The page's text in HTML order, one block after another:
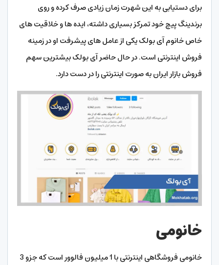
برای دستیابی به این شهرت زمان زیادی صرف کرده و روی
برندینگ پیچ خود تمرکز بسیاری داشته، ایده ها و خلاقیت های
خاص خانوم آی بولک یکی از عامل های پیشرفت او در زمینه
فروش اینترنتی است. در حال حاضر آی بولک بیشترین سهم
فروش بازار ایران به صورت اینترنتی را در دست دارد.
خانومی
خانومی فروشگاهی اینترنتی با 1 میلیون فالوور است که جزو 3